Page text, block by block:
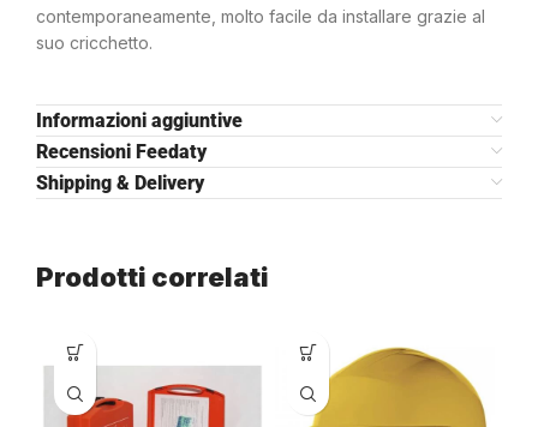
contemporaneamente, molto facile da installare grazie al
suo cricchetto.
Informazioni aggiuntive
Recensioni Feedaty
Shipping & Delivery
Prodotti correlati